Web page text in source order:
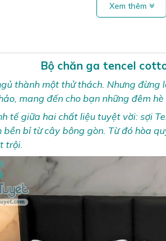
Xem thêm
Bộ chăn ga tencel
thành một thử thách. Nhưng
mang đến cho bạn những đêm
tế giữa hai chất liệu tuyệt vời: sợi
bỉ từ cây bông gòn. Từ đó hòa
trội.